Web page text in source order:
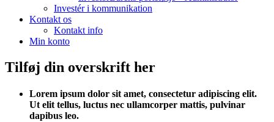
Investér i kommunikation
Kontakt os
Kontakt info
Min konto
Tilføj din overskrift her
Lorem ipsum dolor sit amet, consectetur adipiscing elit.
Ut elit tellus, luctus nec ullamcorper mattis, pulvinar
dapibus leo.